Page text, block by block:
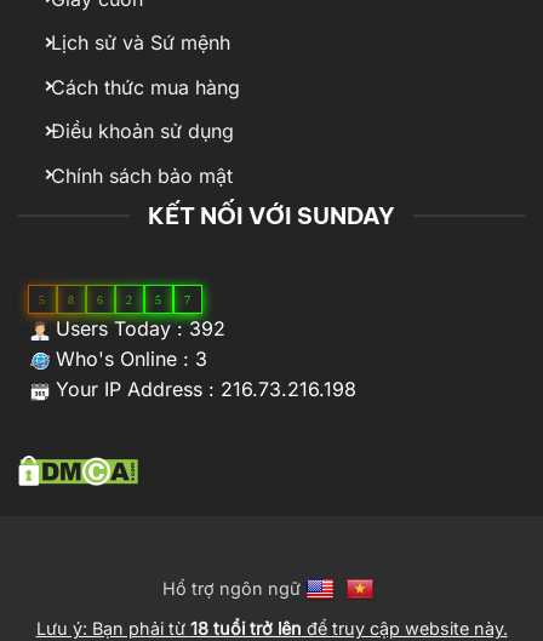
Lịch sử và Sứ mệnh
Cách thức mua hàng
Điều khoản sử dụng
Chính sách bảo mật
KẾT NỐI VỚI SUNDAY
5 8 6 2 5 7
Users Today : 392
Who's Online : 3
Your IP Address : 216.73.216.198
Hổ trợ ngôn ngữ
Lưu ý: Bạn phải từ 18 tuổi trở lên để truy cập website này.